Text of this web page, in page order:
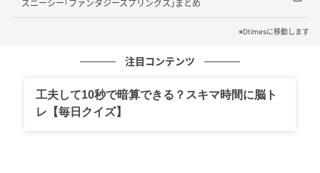
ます。
パスワード用PDFをシステムに読み込ませるだけで、
ります。
ズニーシー｢ファンタジースプリングス｣まとめ
※Dtimesに移動します
注目コンテンツ
工夫して10秒で暗算できる？スキマ時間に脳ト
レ【毎日クイズ】